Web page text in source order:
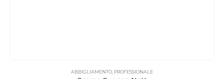
ABBIGLIAMENTO PROFESSIONALE